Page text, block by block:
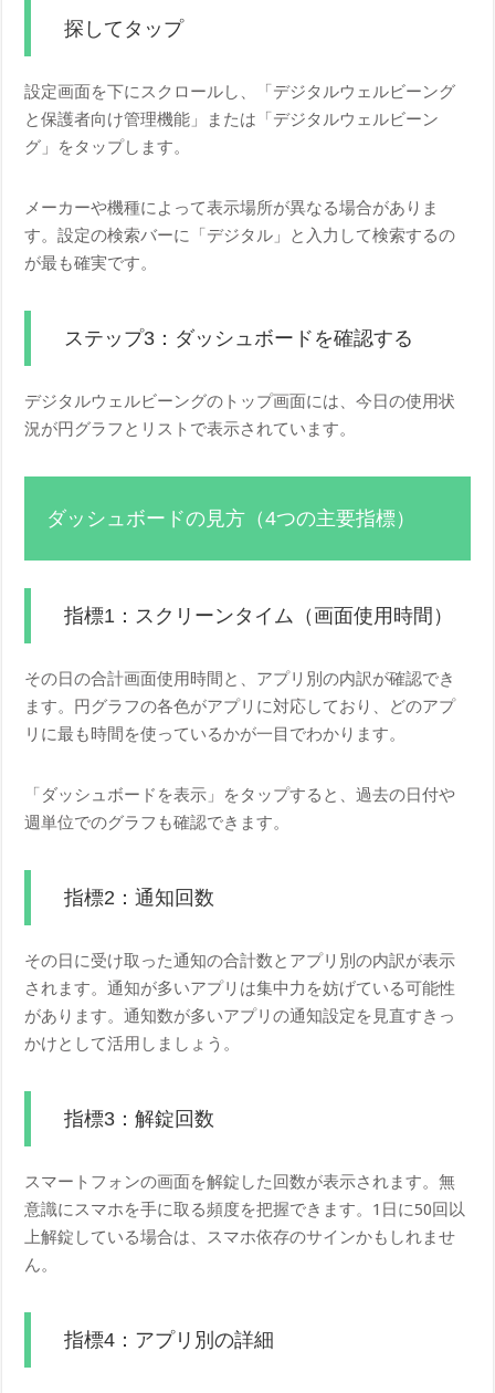
探してタップ
設定画面を下にスクロールし、「デジタルウェルビーング
と保護者向け管理機能」または「デジタルウェルビーン
グ」をタップします。
メーカーや機種によって表示場所が異なる場合がありま
す。設定の検索バーに「デジタル」と入力して検索するの
が最も確実です。
ステップ3：ダッシュボードを確認する
デジタルウェルビーングのトップ画面には、今日の使用状
況が円グラフとリストで表示されています。
ダッシュボードの見方（4つの主要指標）
指標1：スクリーンタイム（画面使用時間）
その日の合計画面使用時間と、アプリ別の内訳が確認でき
ます。円グラフの各色がアプリに対応しており、どのアプ
リに最も時間を使っているかが一目でわかります。
「ダッシュボードを表示」をタップすると、過去の日付や
週単位でのグラフも確認できます。
指標2：通知回数
その日に受け取った通知の合計数とアプリ別の内訳が表示
されます。通知が多いアプリは集中力を妨げている可能性
があります。通知数が多いアプリの通知設定を見直すきっ
かけとして活用しましょう。
指標3：解錠回数
スマートフォンの画面を解錠した回数が表示されます。無
意識にスマホを手に取る頻度を把握できます。1日に50回以
上解錠している場合は、スマホ依存のサインかもしれませ
ん。
指標4：アプリ別の詳細